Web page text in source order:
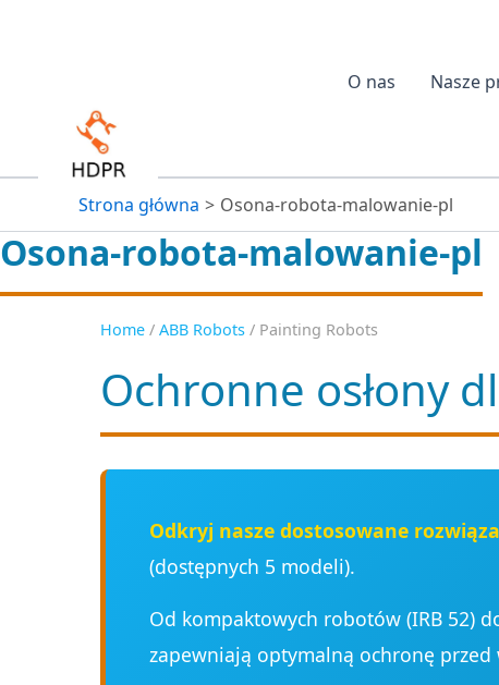
O nas Nasze
Strona główna Osona-robota-malowanie-pl
Osona-robota-malowanie-pl
Home / ABB Robots / Painting Robots
Ochronne osłony
Odkryj nasze dostosowane
(dostępnych 5 modeli).
Od kompaktowych robotów (IRB 52)
zapewniają optymalną ochronę